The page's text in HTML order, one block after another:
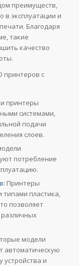
преимуществ,
в эксплуатации и
Благодаря
такие
качество
принтеров с
принтеры
системами,
подачи
слоев.
потребление
Принтеры
пластика,
позволяет
модели
автоматическую
устройства и